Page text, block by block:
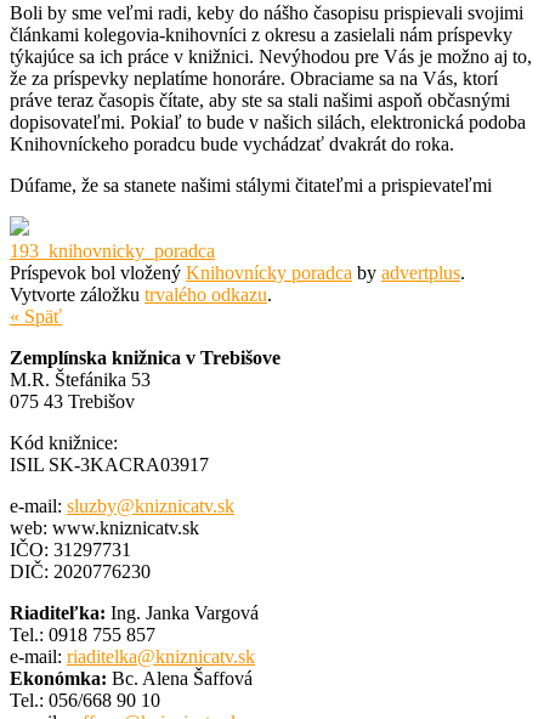
Boli by sme veľmi radi, keby do nášho časopisu prispievali svojimi
článkami kolegovia-knihovníci z okresu a zasielali nám príspevky
týkajúce sa ich práce v knižnici. Nevýhodou pre Vás je možno aj to,
že za príspevky neplatíme honoráre. Obraciame sa na Vás, ktorí
práve teraz časopis čítate, aby ste sa stali našimi aspoň občasnými
dopisovateľmi. Pokiaľ to bude v našich silách, elektronická podoba
Knihovníckeho poradcu bude vychádzať dvakrát do roka.
Dúfame, že sa stanete našimi stálymi čitateľmi a prispievateľmi
193_knihovnicky_poradca
Príspevok bol vložený Knihovnícky poradca by advertplus.
Vytvorte záložku trvalého odkazu.
« Späť
Zemplínska knižnica v Trebišove
M.R. Štefánika 53
075 43 Trebišov
Kód knižnice:
ISIL SK-3KACRA03917
e-mail: sluzby@kniznicatv.sk
web: www.kniznicatv.sk
IČO: 31297731
DIČ: 2020776230
Riaditeľka: Ing. Janka Vargová
Tel.: 0918 755 857
e-mail: riaditelka@kniznicatv.sk
Ekonómka: Bc. Alena Šaffová
Tel.: 056/668 90 10